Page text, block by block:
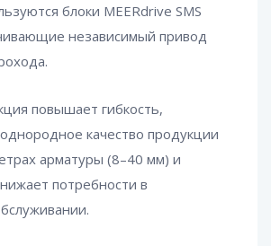
блоки MEERdrive SMS
независимый привод
повышает гибкость,
качество продукции
арматуры (8–40 мм) и
потребности в